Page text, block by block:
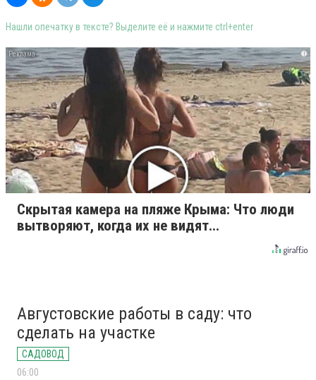
Нашли опечатку в тексте? Выделите её и нажмите ctrl+enter
i
Скрытая камера на пляже Крыма: Что люди
вытворяют, когда их не видят...
Августовские работы в саду: что
сделать на участке
САДОВОД
06:00